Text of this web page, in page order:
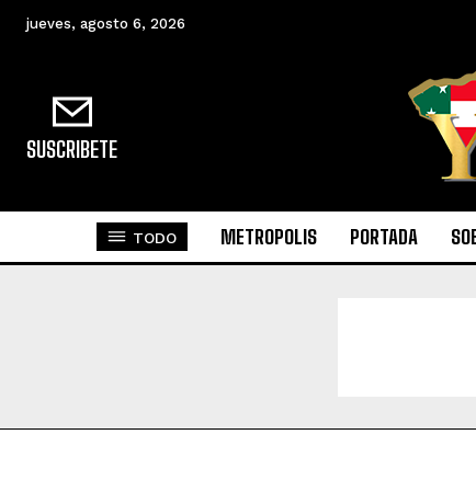
jueves, agosto 6, 2026
SUSCRIBETE
TODO METROPOLIS PORTADA